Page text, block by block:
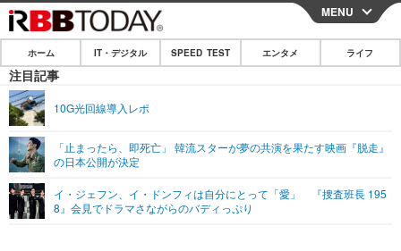
CLOSE
ホーム
IT・デジタル
ネタ
ショッピング その他
SPEED TEST
エンタメ
エンタメTOP
ライフ
MENU
ホーム IT・デジタル SPEED TEST エンタメ ライフ
注目記事
10G光回線導入レポ
「止まったら、即死亡」 韓流スターが夢の共演を果たす映画『脱走』
の日本公開が決定
イ・ジェフン、イ・ドンフィは自分にとって「愛」 『捜査班長 195
8』会見でドラマさながらのバディっぷり